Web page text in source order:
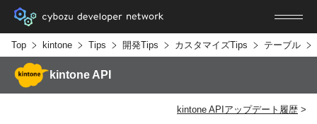
Top kintone Tips 開発Tips カスタマイズTips テーブル
kintone API
kintone APIアップデート履歴